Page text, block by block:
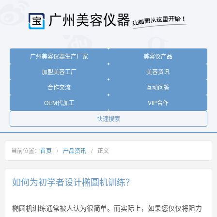
广州美容仪器生产厂家
美容仪产品
加盟美容工厂
美容资讯
合作交流
互动问答
OEM代加工
VIP合作
快速搜索
当前位置： 首页 / 产品资讯 / 正文
如何为初学者设计椭圆机训练？
椭圆机训练通常被人认为很简单。而实际上，如果您仅仅将阻力